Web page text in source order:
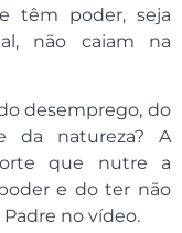
têm poder, seja
não caiam na
desemprego, do
da natureza? A
que nutre a
e do ter não
no vídeo.